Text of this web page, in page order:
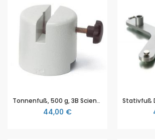
Tonnenfuß, 500 g, 3B Scientific (1001046 [U8611210])
44,00 €